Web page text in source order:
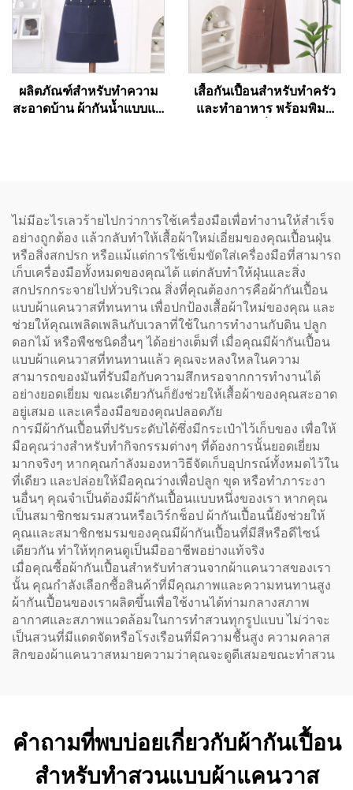
ผลิตภัณฑ์สำหรับทำความ
สะอาดบ้าน ผ้ากันน้ำแบบแค
อาหารและโรงแรม สำหรับ
เชฟ
เสื้อกันเปื้อนสำหรับทำครัว
และทำอาหาร พร้อมพิมพ์
ไม่มีอะไรเลวร้ายไปกว่าการใช้เครื่องมือเพื่อทำงานให้สำเร็จ
อย่างถูกต้อง แล้วกลับทำให้เสื้อผ้าใหม่เอี่ยมของคุณเปื้อนฝุ่น
หรือสิ่งสกปรก หรือแม้แต่การใช้เข็มขัดใส่เครื่องมือที่สามารถ
เก็บเครื่องมือทั้งหมดของคุณได้ แต่กลับทำให้ฝุ่นและสิ่ง
สกปรกกระจายไปทั่วบริเวณ สิ่งที่คุณต้องการคือผ้ากันเปื้อน
แบบผ้าแคนวาสที่ทนทาน เพื่อปกป้องเสื้อผ้าใหม่ของคุณ และ
ช่วยให้คุณเพลิดเพลินกับเวลาที่ใช้ในการทำงานกับดิน ปลูก
ดอกไม้ หรือพืชชนิดอื่นๆ ได้อย่างเต็มที่ เมื่อคุณมีผ้ากันเปื้อน
แบบผ้าแคนวาสที่ทนทานแล้ว คุณจะหลงใหลในความ
สามารถของมันที่รับมือกับความสึกหรอจากการทำงานได้
อย่างยอดเยี่ยม ขณะเดียวกันก็ยังช่วยให้เสื้อผ้าของคุณสะอาด
อยู่เสมอ และเครื่องมือของคุณปลอดภัย
การมีผ้ากันเปื้อนที่ปรับระดับได้ซึ่งมีกระเป๋าไว้เก็บของ เพื่อให้
มือคุณว่างสำหรับทำกิจกรรมต่างๆ ที่ต้องการนั้นยอดเยี่ยม
มากจริงๆ หากคุณกำลังมองหาวิธีจัดเก็บอุปกรณ์ทั้งหมดไว้ใน
ที่เดียว และปล่อยให้มือคุณว่างเพื่อปลูก ขุด หรือทำภาระงา
นอื่นๆ คุณจำเป็นต้องมีผ้ากันเปื้อนแบบหนึ่งของเรา หากคุณ
เป็นสมาชิกชมรมสวนหรือเวิร์กช็อป ผ้ากันเปื้อนนี้ยังช่วยให้
คุณและสมาชิกชมรมของคุณมีผ้ากันเปื้อนที่มีสีหรือดีไซน์
เดียวกัน ทำให้ทุกคนดูเป็นมืออาชีพอย่างแท้จริง
เมื่อคุณซื้อผ้ากันเปื้อนสำหรับทำสวนจากผ้าแคนวาสของเรา
นั้น คุณกำลังเลือกซื้อสินค้าที่มีคุณภาพและความทนทานสูง
ผ้ากันเปื้อนของเราผลิตขึ้นเพื่อใช้งานได้ท่ามกลางสภาพ
อากาศและสภาพแวดล้อมในการทำสวนทุกรูปแบบ ไม่ว่าจะ
เป็นสวนที่มีแดดจัดหรือโรงเรือนที่มีความชื้นสูง ความคลาส
สิกของผ้าแคนวาสหมายความว่าคุณจะดูดีเสมอขณะทำสวน
คำถามที่พบบ่อยเกี่ยวกับผ้ากันเปื้อน
สำหรับทำสวนแบบผ้าแคนวาส